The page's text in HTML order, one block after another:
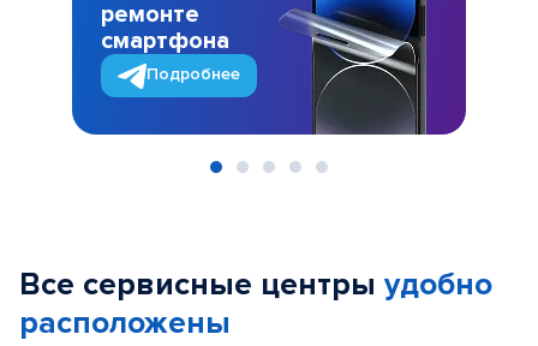
ремонте
смартфона
Подробнее
Все сервисные центры удобно
расположены